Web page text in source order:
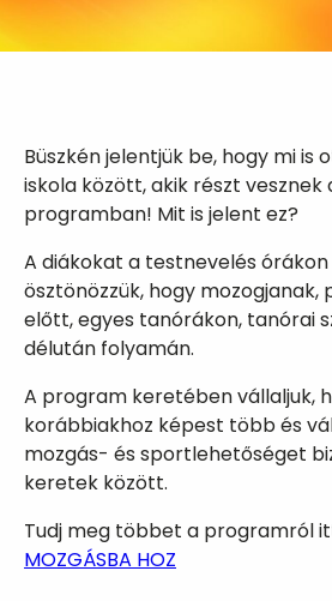
Büszkén jelentjük be, hogy mi is
iskola között, akik részt vesznek
programban! Mit is jelent ez?
A diákokat a testnevelés
ösztönözzük, hogy mozogjanak,
előtt, egyes tanórákon, tanórai
délután folyamán.
A program keretében vállaljuk,
korábbiakhoz képest több és
mozgás- és sportlehetőséget
keretek között.
Tudj meg többet a programról
MOZGÁSBA HOZ